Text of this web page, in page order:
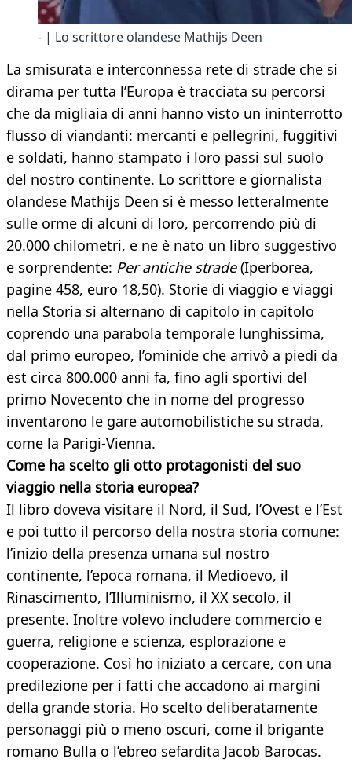
- | Lo scrittore olandese Mathijs Deen
La smisurata e interconnessa rete di strade che si
dirama per tutta l’Europa è tracciata su percorsi
che da migliaia di anni hanno visto un ininterrotto
flusso di viandanti: mercanti e pellegrini, fuggitivi
e soldati, hanno stampato i loro passi sul suolo
del nostro continente. Lo scrittore e giornalista
olandese Mathijs Deen si è messo letteralmente
sulle orme di alcuni di loro, percorrendo più di
20.000 chilometri, e ne è nato un libro suggestivo
e sorprendente: Per antiche strade(Iperborea,
pagine 458, euro 18,50). Storie di viaggio e viaggi
nella Storia si alternano di capitolo in capitolo
coprendo una parabola temporale lunghissima,
dal primo europeo, l’ominide che arrivò a piedi da
est circa 800.000 anni fa, fino agli sportivi del
primo Novecento che in nome del progresso
inventarono le gare automobilistiche su strada,
come la Parigi-Vienna.
Come ha scelto gli otto protagonisti del suo
viaggio nella storia europea?
Il libro doveva visitare il Nord, il Sud, l’Ovest e l’Est
e poi tutto il percorso della nostra storia comune:
l’inizio della presenza umana sul nostro
continente, l’epoca romana, il Medioevo, il
Rinascimento, l’Illuminismo, il XX secolo, il
presente. Inoltre volevo includere commercio e
guerra, religione e scienza, esplorazione e
cooperazione. Così ho iniziato a cercare, con una
predilezione per i fatti che accadono ai margini
della grande storia. Ho scelto deliberatamente
personaggi più o meno oscuri, come il brigante
romano Bulla o l’ebreo sefardita Jacob Barocas.